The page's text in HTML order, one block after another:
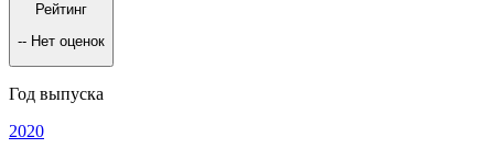
Рейтинг
-- Нет оценок
Год выпуска
2020